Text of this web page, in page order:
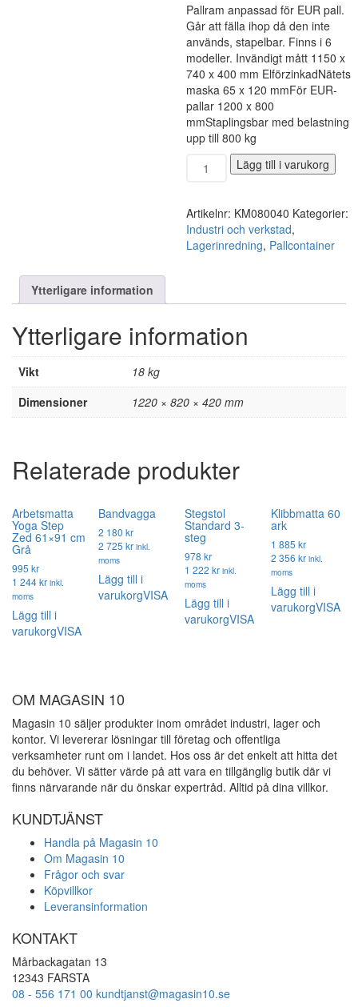
Pallram anpassad för EUR pall.
Går att fälla ihop då den inte
används, stapelbar. Finns i 6
modeller. Invändigt mått 1150 x
740 x 400 mm ElförzinkadNätets
maska 65 x 120 mmFör EUR-
pallar 1200 x 800
mmStaplingsbar med belastning
upp till 800 kg
mängd
Lägg till i varukorg
Artikelnr: KM080040 Kategorier:
Industri och verkstad,
Lagerinredning, Pallcontainer
Ytterligare information
Ytterligare information
Vikt
18 kg
Dimensioner
1220 × 820 × 420 mm
Relaterade produkter
Arbetsmatta
Yoga Step
Zed 61×91 cm
Grå
995 kr
1 244 kr inkl.
moms
Lägg till i
varukorgVISA
Bandvagga
2 180 kr
2 725 krinkl.
moms
Lägg till i
varukorgVISA
Stegstol
Standard 3-
steg
978 kr
1 222 krinkl.
moms
Lägg till i
varukorgVISA
Klibbmatta 60
ark
1 885 kr
2 356 krinkl.
moms
Lägg till i
varukorgVISA
OM MAGASIN 10
Magasin 10 säljer produkter inom området industri, lager och
kontor. Vi levererar lösningar till företag och offentliga
verksamheter runt om i landet. Hos oss är det enkelt att hitta det
du behöver. Vi sätter värde på att vara en tillgänglig butik där vi
finns närvarande när du önskar expertråd. Alltid på dina villkor.
KUNDTJÄNST
Handla på Magasin 10
Om Magasin 10
Frågor och svar
Köpvillkor
Leveransinformation
KONTAKT
Mårbackagatan 13
12343 FARSTA
08 - 556 171 00 kundtjanst@magasin10.se